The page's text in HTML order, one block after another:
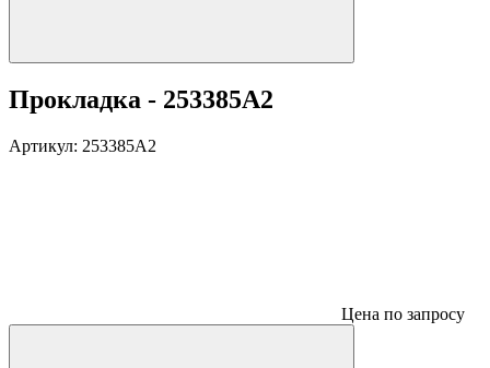
Прокладка - 253385A2
Артикул: 253385A2
Цена по запросу